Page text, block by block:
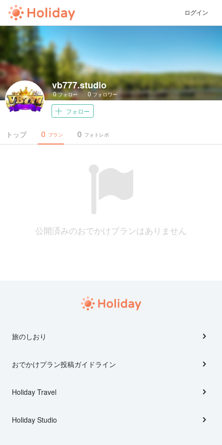
ログイン
vb777.studio
0フォロー 0 フォロワー
フォロー
トップ プラン
0 フォトレポ
0
公開済みのおでかけプランはありません
旅のしおり
おでかけプラン投稿ガイドライン
Holiday Travel
Holiday Studio